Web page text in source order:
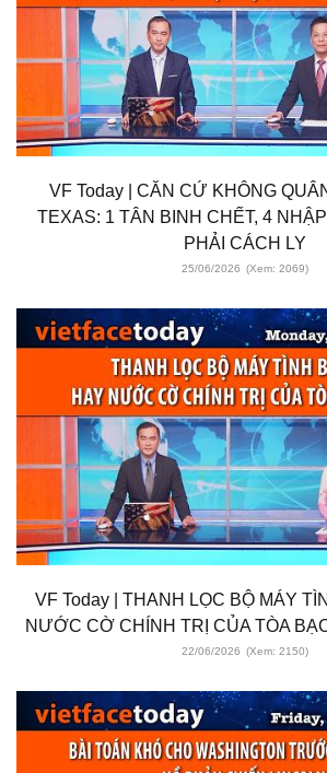
VF Today | CĂN CỨ KHÔNG
TEXAS: 1 TÂN BINH CHẾT, 4
PHẢI CÁCH LY
25/06/2026 (Xem: 2069)
VF Today | THANH LỌC BỘ MÁY
NƯỚC CỜ CHÍNH TRỊ CỦA TÒA
22/06/2026 (Xem: 2150)